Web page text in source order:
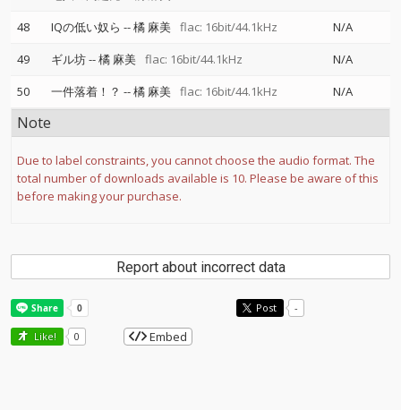
48
IQの低い奴ら --橘 麻美 flac: 16bit/44.1kHz
N/A
49
ギル坊--橘 麻美 flac: 16bit/44.1kHz
N/A
50
一件落着！？ --橘 麻美 flac: 16bit/44.1kHz N/A
Note
Due to label constraints, you cannot choose the audio format. The
total number of downloads available is 10. Please be aware of this
before making your purchase.
Report about incorrect data
Post -
Like! 0 Embed